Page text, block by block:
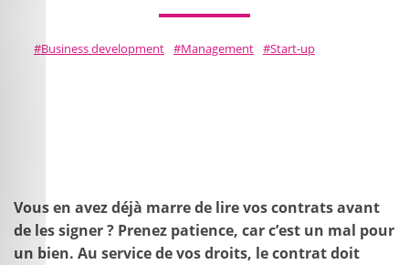
Business development Management Start-up
Vous en avez déjà marre de lire vos contrats avant
de les signer ? Prenez patience, car c’est un mal pour
un bien. Au service de vos droits, le contrat doit